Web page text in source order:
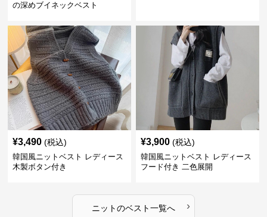
の深めブイネックベスト
¥3,490 (税込)
韓国風ニットベスト レディース
木製ボタン付き
¥3,900 (税込)
韓国風ニットベスト レディース
フード付き 二色展開
ニットのベスト一覧へ ›